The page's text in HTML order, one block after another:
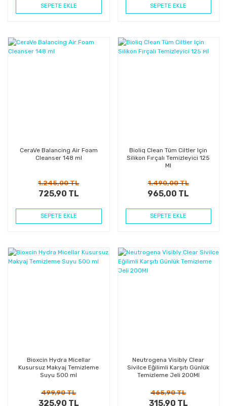
SEPETE EKLE SEPETE EKLE
CeraVe Balancing Air Foam
Cleanser 148 ml
1.245,00 TL
725,90 TL
SEPETE EKLE
%35
Bioliq Clean Tüm Ciltler Için
Silikon Fırçalı Temizleyici 125
Ml
1.490,00 TL
965,00 TL
SEPETE EKLE
%35
Bioxcin Hydra Micellar
Kusursuz Makyaj Temizleme
Suyu 500 ml
499,90 TL
325,90 TL
%32
Neutrogena Visibly Clear
Sivilce Eğilimli Karşıtı Günlük
Temizleme Jeli 200Ml
465,90 TL
315,90 TL